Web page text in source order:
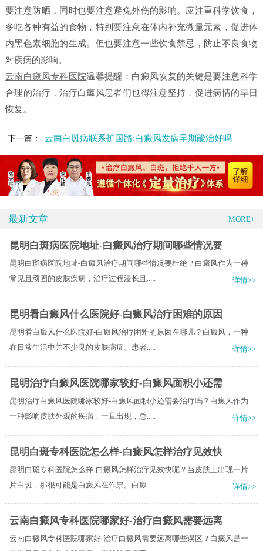
要注意防晒，同时也要注意避免外伤的影响。应注重科学饮食，
多吃各种有益的食物，特别要注意在体内补充微量元素，促进体
内黑色素细胞的生成。但也要注意一些饮食禁忌，防止不良食物
对疾病的影响。
云南白癜风专科医院温馨提醒：白癜风恢复的关键是要注意科学
合理的治疗，治疗白癜风患者们也得注意坚持，促进病情的早日
恢复。
下一篇： 云南白斑病联系护国路:白癜风发病早期能治好吗
最新文章 MORE+
昆明白斑病医院地址-白癜风治疗期间哪些情况要
昆明白斑病医院地址-白癜风治疗期间哪些情况要杜绝？白癜风作为一种
常见且顽固的皮肤疾病，治疗过程漫长且.....
详情>>
昆明看白癜风什么医院好-白癜风治疗困难的原因
昆明看白癜风什么医院好-白癜风治疗困难的原因在哪儿？白癜风，一种
在日常生活中并不少见的皮肤病症。患者.....
详情>>
昆明治疗白癜风医院哪家较好-白癜风面积小还需
昆明治疗白癜风医院哪家较好-白癜风面积小还需要治疗吗？白癜风作为
一种影响皮肤外观的疾病，一旦出现，总.....
详情>>
昆明白斑专科医院怎么样-白癜风怎样治疗见效快
昆明白斑专科医院怎么样-白癜风怎样治疗见效快呢？当皮肤上出现一片
片白斑，那很可能是白癜风在作祟。白癜.....
详情>>
云南白癜风专科医院哪家好-治疗白癜风需要远离
云南白癜风专科医院哪家好-治疗白癜风需要远离哪些误区？白癜风是一